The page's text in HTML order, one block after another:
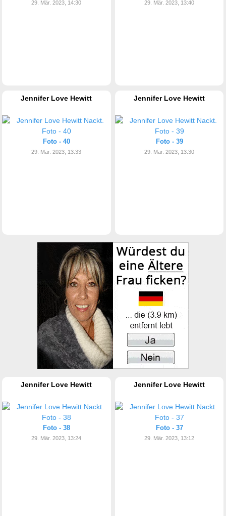
29. Mär. 2023, 14:30 29. Mär. 2023, 13:40
Jennifer Love Hewitt
Foto - 40
29. Mär. 2023, 13:33
Jennifer Love Hewitt
Foto - 39
29. Mär. 2023, 13:30
Jennifer Love Hewitt
Foto - 38
29. Mär. 2023, 13:24
Jennifer Love Hewitt
Foto - 37
29. Mär. 2023, 13:12